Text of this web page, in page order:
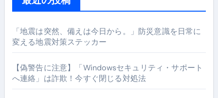
「地震は突然、備えは今日から。」防災意識を日常に
変える地震対策ステッカー
【偽警告に注意】「Windowsセキュリティ・サポート
へ連絡」は詐欺！今すぐ閉じる対処法